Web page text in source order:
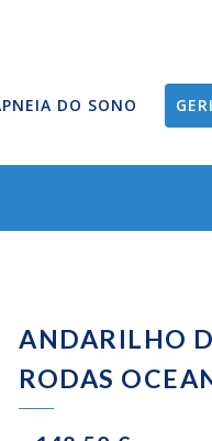
DO SONO
ANDARILHO
RODAS